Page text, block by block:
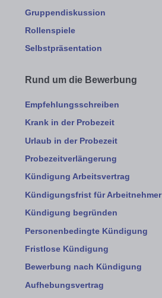
Gruppendiskussion
Rollenspiele
Selbstpräsentation
Rund um die Bewerbung
Empfehlungsschreiben
Krank in der Probezeit
Urlaub in der Probezeit
Probezeitverlängerung
Kündigung Arbeitsvertrag
Kündigungsfrist für Arbeitnehmer
Kündigung begründen
Personenbedingte Kündigung
Fristlose Kündigung
Bewerbung nach Kündigung
Aufhebungsvertrag